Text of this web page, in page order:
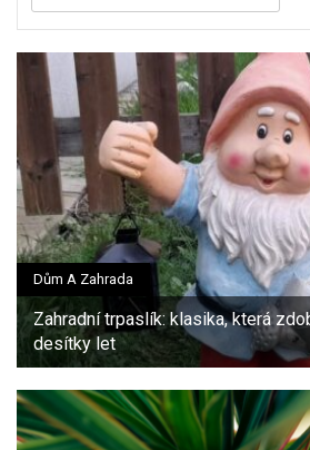
Dům A Zahrada
Zahradní trpaslík: klasika, která
desítky let